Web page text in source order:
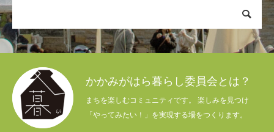
かかみがはら暮らし委員会とは？
まちを楽しむコミュニティです。 楽しみを見つけ
「やってみたい！」を実現する場をつくります。